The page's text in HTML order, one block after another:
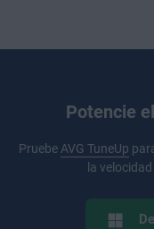
Potencie
Pruebe AVG TuneUp
la